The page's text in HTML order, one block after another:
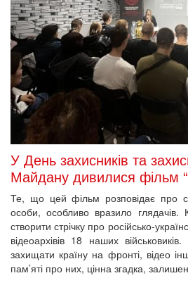
У День захисників та
Майдану дивилися фільм
Те, що цей фільм розповідає про
особи, особливо вразило глядачів.
створити стрічку про російсько-
відеоархівів 18 наших
захищати країну на фронті, відео
пам’яті про них, цінна згадка,